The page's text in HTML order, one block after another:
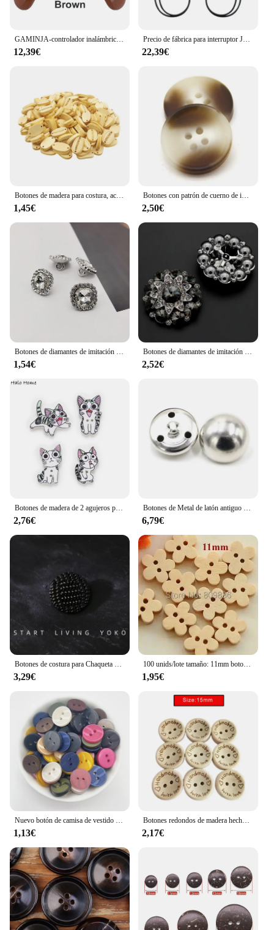
GAMINJA-controlador inalámbrico sin latencia, mando Bluetooth para PC, Joystick para consola de juegos Nintendo Switch, PS3, TV Box, PC
12,39€
Precio de fábrica para interruptor JOYCON controlador inalámbrico NS host izquierdo y derecho con mango pequeño RGB
22,39€
Botones de madera para costura, accesorios de costura hechos a mano, manualidades de álbum de recortes de 19x12mm, 2 agujeros, 50 Uds.
1,45€
Botones con patrón de cuerno de imitación de resina grande para ropa de hombre, abrigo de traje hecho a mano, accesorios de costura decorativos negros, venta al por mayor, 30mm
2,50€
Botones de diamantes de imitación para mujer, botones de vástago cuadrado de 12mm, accesorios de ropa, 10 piezas
1,54€
Botones de diamantes de imitación de Metal de alta gama para ropa, 1 piezas, accesorio de costura artesanal
2,52€
Botones de madera de 2 agujeros para costura, manualidades para decoración del hogar, manualidades, regalo artesanal, 50 piezas
2,76€
Botones de Metal de latón antiguo para ropa, Kit de reparación de Jeans, hebilla de costura, accesorio de costura de punto, 50 piezas, 15-25mm
6,79€
Botones de costura para Chaqueta de traje grande, hebillas de Metal, accesorios de costura, suministros de manualidades, botón redondo de aleación, 6 piezas
3,29€
100 unids/lote tamaño: 11mm botones de madera con forma de flor botón a granel para accesorios de costura para niños, venta al por mayor (SS-442)
1,95€
Nuevo botón de camisa de vestido de 13mm Botón de dos ojos DIY accesorios decorativos cosidos a mano
1,13€
Botones redondos de madera hechos a mano, accesorios para ropa, manualidades DIY, 50/100 piezas, 15/20/25mm
2,17€